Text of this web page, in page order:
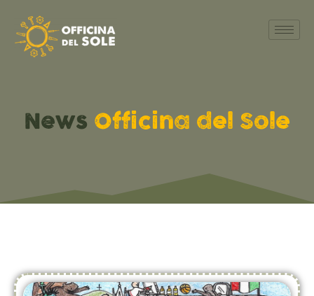
News Officina del Sole